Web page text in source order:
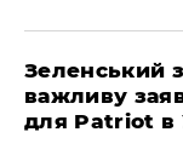
Зеленський
важливу
для Patriot в